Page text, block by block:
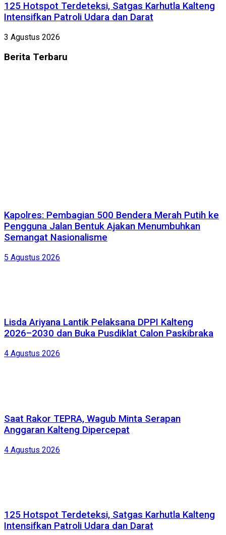
125 Hotspot Terdeteksi, Satgas Karhutla Kalteng
Intensifkan Patroli Udara dan Darat
3 Agustus 2026
Berita Terbaru
Kapolres: Pembagian 500 Bendera Merah Putih ke
Pengguna Jalan Bentuk Ajakan Menumbuhkan
Semangat Nasionalisme
5 Agustus 2026
Lisda Ariyana Lantik Pelaksana DPPI Kalteng
2026–2030 dan Buka Pusdiklat Calon Paskibraka
4 Agustus 2026
Saat Rakor TEPRA, Wagub Minta Serapan
Anggaran Kalteng Dipercepat
4 Agustus 2026
125 Hotspot Terdeteksi, Satgas Karhutla Kalteng
Intensifkan Patroli Udara dan Darat